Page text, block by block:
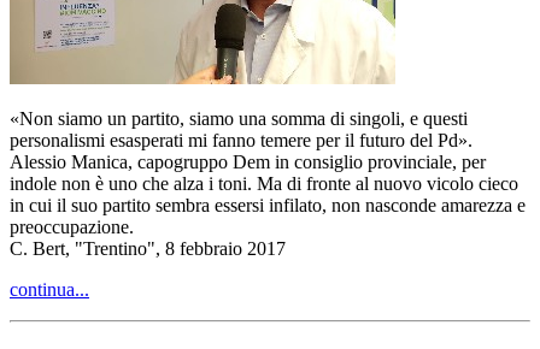
«Non siamo un partito, siamo una somma di singoli, e questi
personalismi esasperati mi fanno temere per il futuro del Pd».
Alessio Manica, capogruppo Dem in consiglio provinciale, per
indole non è uno che alza i toni. Ma di fronte al nuovo vicolo cieco
in cui il suo partito sembra essersi infilato, non nasconde amarezza e
preoccupazione.
C. Bert, "Trentino", 8 febbraio 2017
continua...